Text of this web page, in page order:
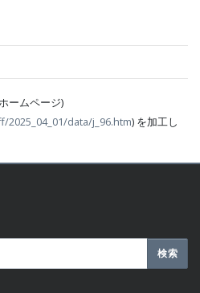
ームページ)
data/j_96.htm) を加工し